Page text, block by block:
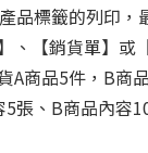
品標籤的列印，
、【銷貨單】或
A商品5件，B商
張、B商品內容